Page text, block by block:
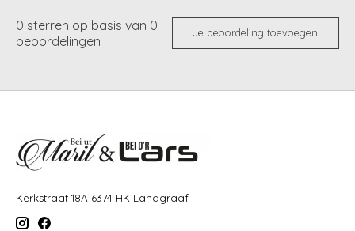
0 sterren op basis van 0
beoordelingen
Je beoordeling toevoegen
Kerkstraat 18A 6374 HK Landgraaf